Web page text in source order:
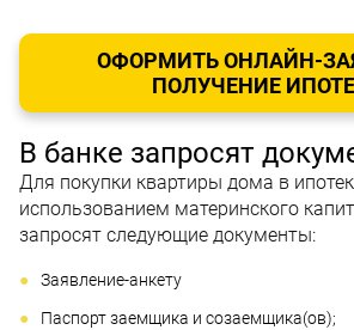
ОФОРМИТЬ ОНЛАЙН-
ПОЛУЧЕНИЕ
В банке запросят
Для покупки квартиры дома в
использованием материнского
запросят следующие документы:
Заявление-анкету
Паспорт заемщика и созаемщика(ов);